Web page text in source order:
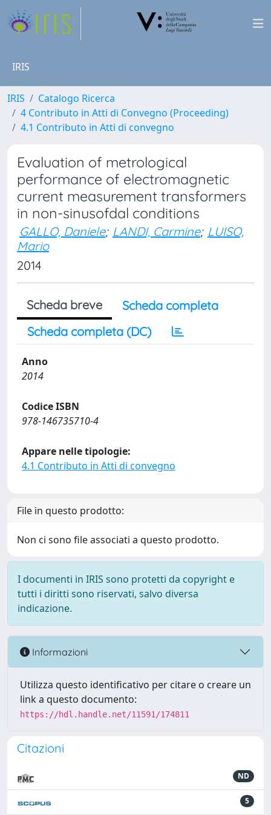
IRIS
IRIS
Catalogo Ricerca
4 Contributo in Atti di Convegno (Proceeding)
4.1 Contributo in Atti di convegno
Evaluation of metrological
performance of electromagnetic
current measurement transformers
in non-sinusofdal conditions
GALLO, Daniele; LANDI, Carmine; LUISO,
Mario
2014
Scheda breve
Scheda completa
Scheda completa (DC)
Anno
2014
Codice ISBN
978-146735710-4
Appare nelle tipologie:
4.1 Contributo in Atti di convegno
File in questo prodotto:
Non ci sono file associati a questo prodotto.
I documenti in IRIS sono protetti da copyright e
tutti i diritti sono riservati, salvo diversa
indicazione.
Informazioni
Utilizza questo identificativo per citare o creare un
link a questo documento:
https://hdl.handle.net/11591/174811
Citazioni
ND
5